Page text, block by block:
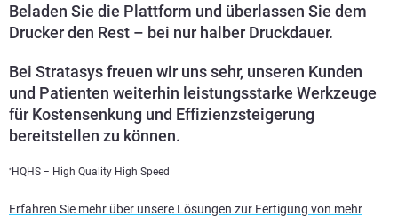
Beladen Sie die Plattform und überlassen Sie dem
Drucker den Rest – bei nur halber Druckdauer.
Bei Stratasys freuen wir uns sehr, unseren Kunden
und Patienten weiterhin leistungsstarke Werkzeuge
für Kostensenkung und Effizienzsteigerung
bereitstellen zu können.
*HQHS = High Quality High Speed
Erfahren Sie mehr über unsere Lösungen zur Fertigung von mehr